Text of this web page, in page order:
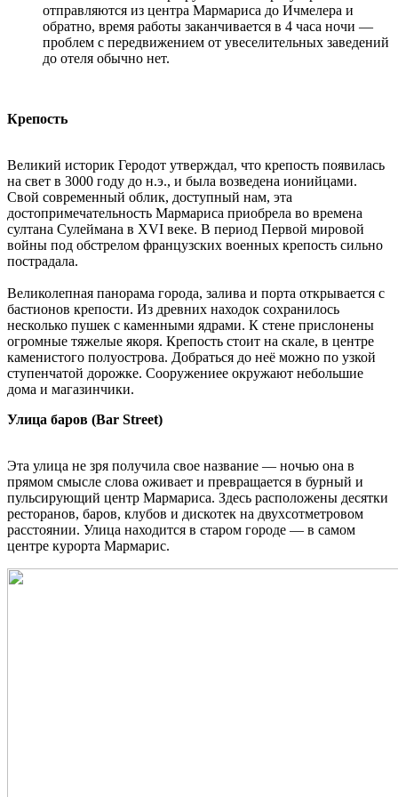
отправляются из центра Мармариса до Ичмелера и
обратно, время работы заканчивается в 4 часа ночи —
проблем с передвижением от увеселительных заведений
до отеля обычно нет.
Крепость
Великий историк Геродот утверждал, что крепость появилась
на свет в 3000 году до н.э., и была возведена ионийцами.
Свой современный облик, доступный нам, эта
достопримечательность Мармариса приобрела во времена
султана Сулеймана в XVI веке. В период Первой мировой
войны под обстрелом французских военных крепость сильно
пострадала.
Великолепная панорама города, залива и порта открывается с
бастионов крепости. Из древних находок сохранилось
несколько пушек с каменными ядрами. К стене прислонены
огромные тяжелые якоря. Крепость стоит на скале, в центре
каменистого полуострова. Добраться до неё можно по узкой
ступенчатой дорожке. Сооружениее окружают небольшие
дома и магазинчики.
Улица баров (Bar Street)
Эта улица не зря получила свое название — ночью она в
прямом смысле слова оживает и превращается в бурный и
пульсирующий центр Мармариса. Здесь расположены десятки
ресторанов, баров, клубов и дискотек на двухсотметровом
расстоянии. Улица находится в старом городе — в самом
центре курорта Мармарис.